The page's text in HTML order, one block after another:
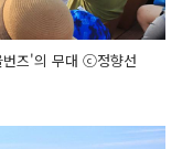
번즈'의 무대 ⓒ정향선